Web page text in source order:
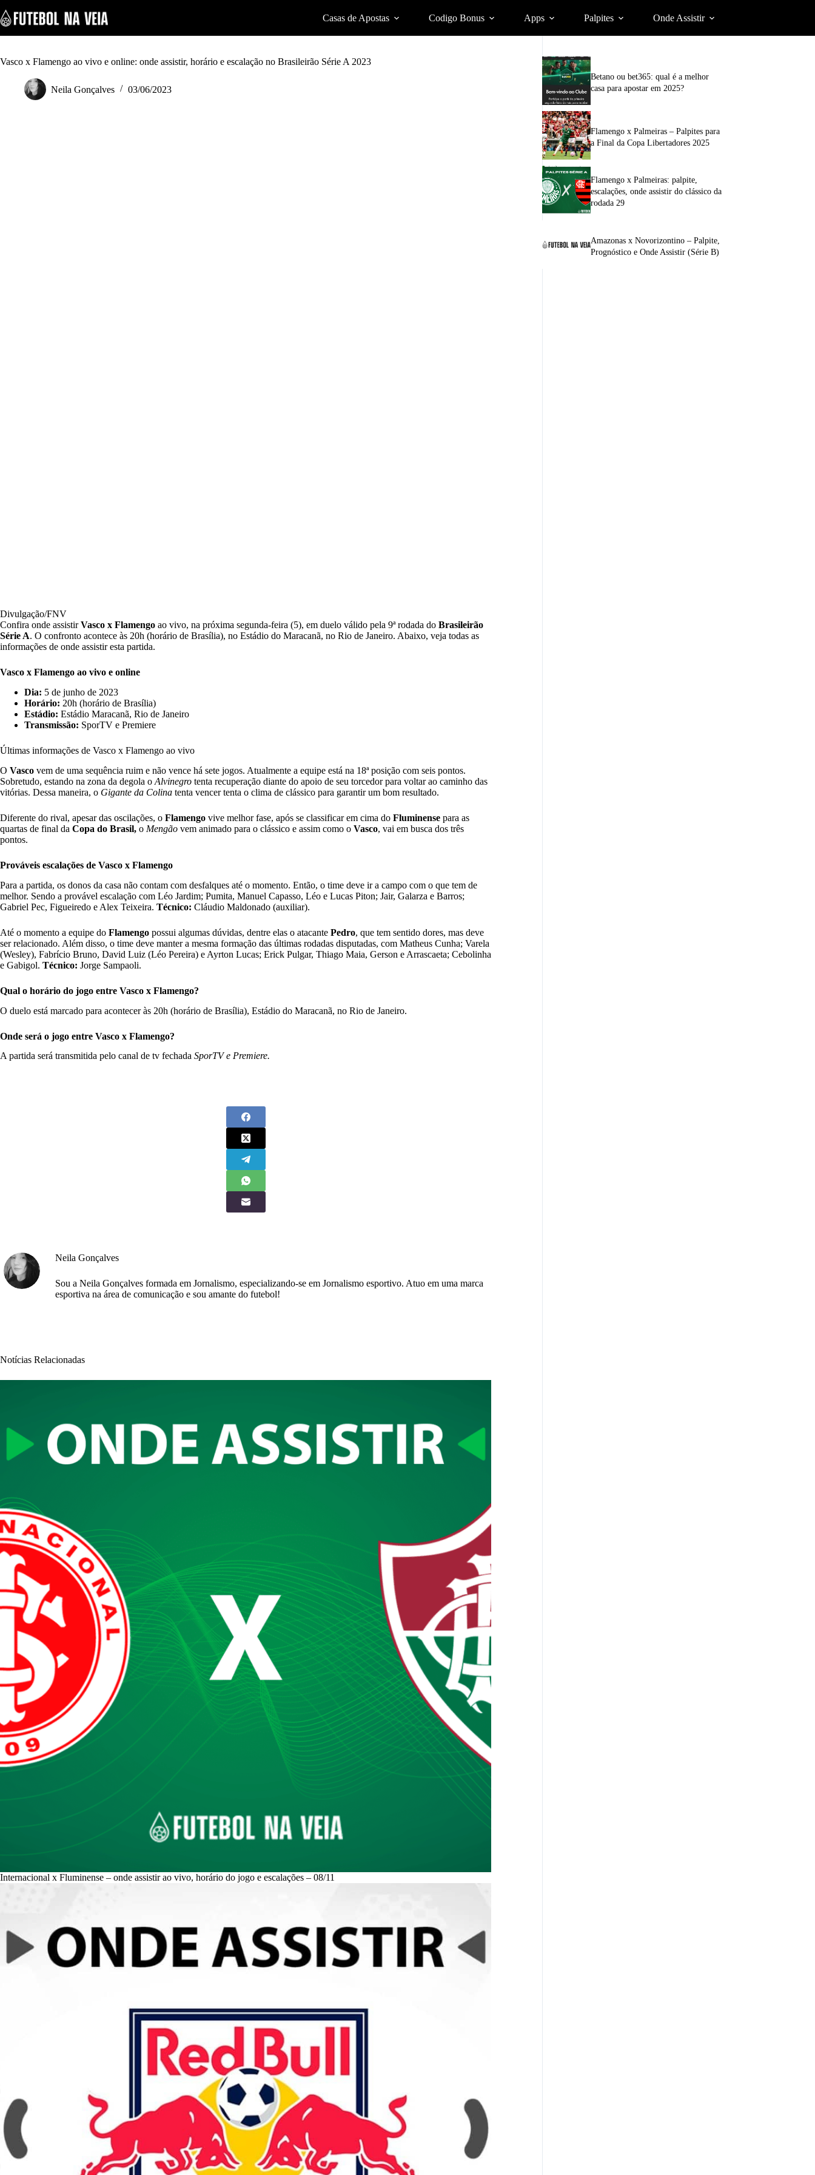
k
i
p
o
Casas de Apostas Codigo Bonus Apps Palpites Onde Assistir
Vasco x Flamengo ao vivo e online: onde assistir, horário e escalação no Brasileirão Série A 2023
Neila Gonçalves 03/06/2023
Divulgação/FNV
Confira onde assistirVasco x Flamengo ao vivo, na próxima segunda-feira (5), em duelo válido pela 9ª rodada do Brasileirão
Série A. O confronto acontece às 20h (horário de Brasília), no Estádio do Maracanã, no Rio de Janeiro. Abaixo, veja todas as
informações de onde assistir esta partida.
Vasco x Flamengo ao vivo e online
Dia: 5 de junho de 2023
Horário: 20h (horário de Brasília)
Estádio: Estádio Maracanã, Rio de Janeiro
Transmissão: SporTV e Premiere
Últimas informações de Vasco x Flamengo ao vivo
O Vasco vem de uma sequência ruim e não vence há sete jogos. Atualmente a equipe está na 18ª posição com seis pontos.
Sobretudo, estando na zona da degola o Alvinegro tenta recuperação diante do apoio de seu torcedor para voltar ao caminho das
vitórias. Dessa maneira, o Gigante da Colina tenta vencer tenta o clima de clássico para garantir um bom resultado.
Diferente do rival, apesar das oscilações, o Flamengo vive melhor fase, após se classificar em cima do Fluminense para as
quartas de final da Copa do Brasil, o Mengão vem animado para o clássico e assim como o Vasco, vai em busca dos três
pontos.
Prováveis escalações de Vasco x Flamengo
Para a partida, os donos da casa não contam com desfalques até o momento. Então, o time deve ir a campo com o que tem de
melhor. Sendo a provável escalação com Léo Jardim; Pumita, Manuel Capasso, Léo e Lucas Piton; Jair, Galarza e Barros;
Gabriel Pec, Figueiredo e Alex Teixeira. Técnico: Cláudio Maldonado (auxiliar).
Até o momento a equipe do Flamengo possui algumas dúvidas, dentre elas o atacante Pedro, que tem sentido dores, mas deve
ser relacionado. Além disso, o time deve manter a mesma formação das últimas rodadas disputadas, com Matheus Cunha; Varela
(Wesley), Fabrício Bruno, David Luiz (Léo Pereira) e Ayrton Lucas; Erick Pulgar, Thiago Maia, Gerson e Arrascaeta; Cebolinha
e Gabigol. Técnico: Jorge Sampaoli.
Qual o horário do jogo entre Vasco x Flamengo?
O duelo está marcado para acontecer às 20h (horário de Brasília), Estádio do Maracanã, no Rio de Janeiro.
Onde será o jogo entre Vasco x Flamengo?
A partida será transmitida pelo canal de tv fechada SporTV e Premiere.
Neila Gonçalves
Sou a Neila Gonçalves formada em Jornalismo, especializando-se em Jornalismo esportivo. Atuo em uma marca
esportiva na área de comunicação e sou amante do futebol!
Notícias Relacionadas
Internacional x Fluminense – onde assistir ao vivo, horário do jogo e escalações – 08/11
Betano ou bet365: qual é a melhor
casa para apostar em 2025?
Flamengo x Palmeiras – Palpites para
a Final da Copa Libertadores 2025
Flamengo x Palmeiras: palpite,
escalações, onde assistir do clássico da
rodada 29
Amazonas x Novorizontino – Palpite,
Prognóstico e Onde Assistir (Série B)